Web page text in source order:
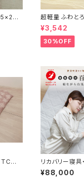
超軽量 ふわとろ
5×115cm
¥3,542
30%OFF
立
1.2k
リカバリー寝具
プラウシオン
¥88,000